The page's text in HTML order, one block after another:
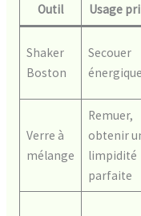
Outil Usage
Shaker
Boston
Secouer
Verre à
mélange
Remuer,
obtenir
limpidité
parfaite